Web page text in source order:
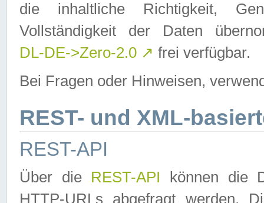
die inhaltliche Richtigkeit,
Vollständigkeit der Daten
DL-DE->Zero-2.0 ↗ frei verfügbar.
Bei Fragen oder Hinweisen,
REST- und XML-
REST-API
Über die REST-API können die
HTTP-URLs abgefragt werden.